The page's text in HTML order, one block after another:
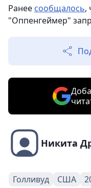
Ранее сообщалось,
"Оппенгеймер"
Никита
Голливуд США